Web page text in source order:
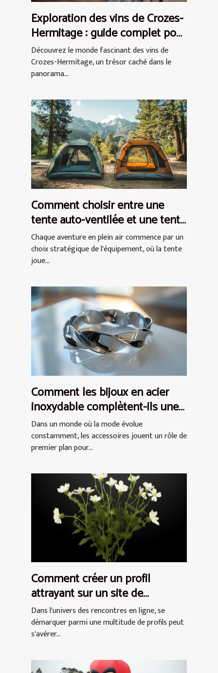
Exploration des vins de Crozes-
Hermitage : guide complet pour
débutants
Découvrez le monde fascinant des vins de
Crozes-Hermitage, un trésor caché dans le
panorama...
Comment choisir entre une
tente auto-ventilée et une tente
à air captif
Chaque aventure en plein air commence par un
choix stratégique de l'équipement, où la tente
joue...
Comment les bijoux en acier
inoxydable complètent-ils une
tenue ?
Dans un monde où la mode évolue
constamment, les accessoires jouent un rôle de
premier plan pour...
Comment créer un profil
attrayant sur un site de
rencontres pour femmes
Dans l'univers des rencontres en ligne, se
démarquer parmi une multitude de profils peut
s'avérer...